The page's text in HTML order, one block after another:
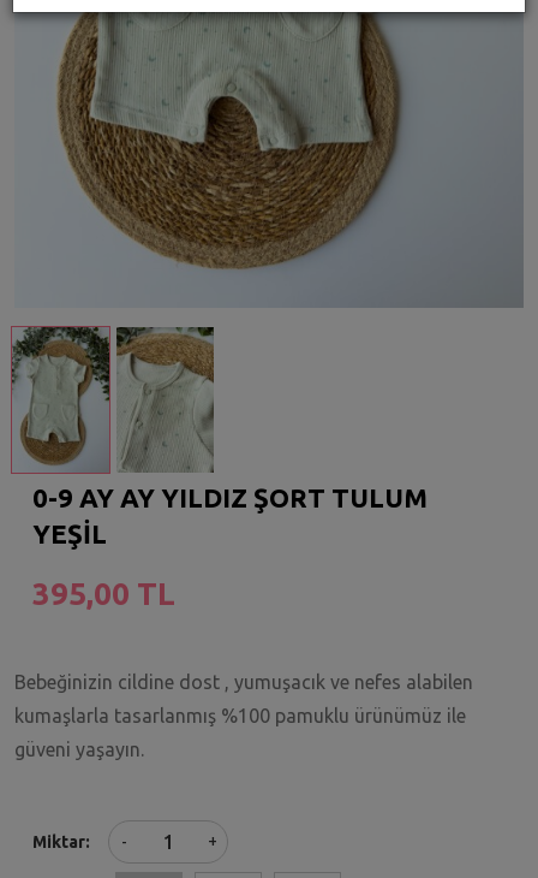
0-9 AY AY YILDIZ ŞORT TULUM
YEŞİL
395,00 TL
Bebeğinizin cildine dost , yumuşacık ve nefes alabilen
kumaşlarla tasarlanmış %100 pamuklu ürünümüz ile
güveni yaşayın.
Miktar - +